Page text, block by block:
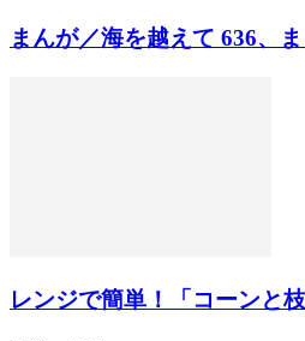
まんが／海を越えて 636、
レンジで簡単！「コーンと